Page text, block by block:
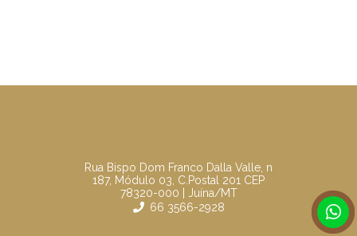
Rua Bispo Dom Franco Dalla Valle, n
187, Módulo 03, C.Postal 201 CEP
78320-000 | Juína/MT
66 3566-2928